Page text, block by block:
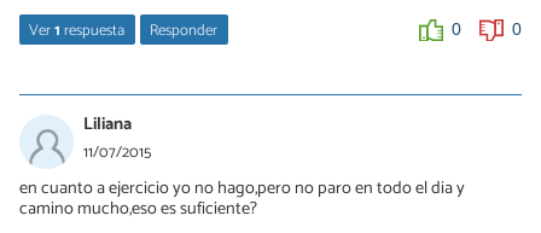
Ver1respuesta Responder 0 0
Que bien que vas mejorando, te felicito!! comparte que remedios
te funcionaron?
Liliana
11/07/2015
en cuanto a ejercicio yo no hago,pero no paro en todo el dia y
camino mucho,eso es suficiente?